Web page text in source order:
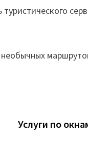
Услуги по